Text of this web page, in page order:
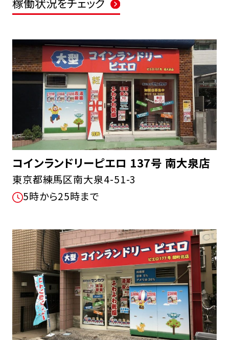
コインランドリーピエロ 137号 南大泉店
東京都練馬区南大泉4-51-3
5時から25時まで